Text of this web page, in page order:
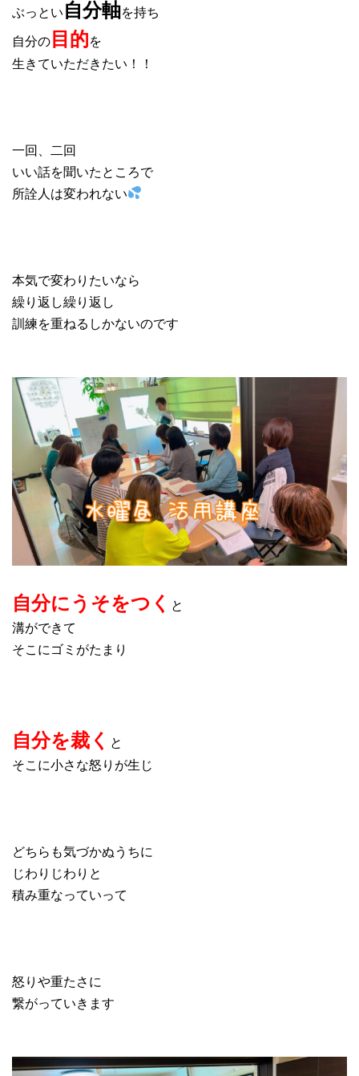
ぶっとい自分軸を持ち
自分の目的を
生きていただきたい！！
一回、二回
いい話を聞いたところで
所詮人は変われない
本気で変わりたいなら
繰り返し繰り返し
訓練を重ねるしかないのです
自分にうそをつく と
溝ができて
そこにゴミがたまり
自分を裁く と
そこに小さな怒りが生じ
どちらも気づかぬうちに
じわりじわりと
積み重なっていって
怒りや重たさに
繋がっていきます